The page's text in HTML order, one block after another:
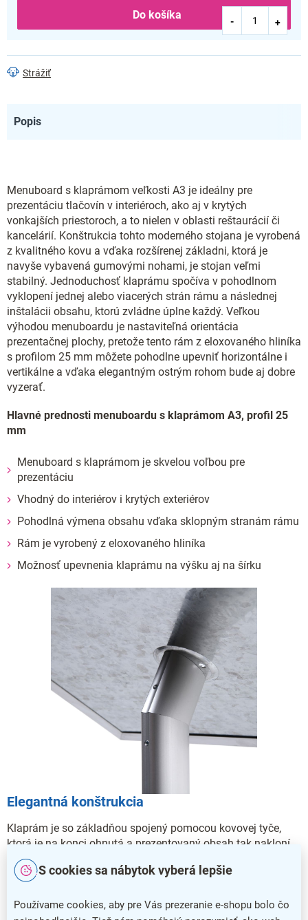
S cookies sa nábytok vyberá lepšie
Používame cookies, aby pre Vás prezeranie e-shopu bolo čo
Do košíka
Strážiť
Popis
Menuboard s klaprámom veľkosti A3 je ideálny pre
prezentáciu tlačovín v interiéroch, ako aj v krytých
vonkajších priestoroch, a to nielen v oblasti reštaurácií či
kancelárií. Konštrukcia tohto moderného stojana je vyrobená
z kvalitného kovu a vďaka rozšírenej základni, ktorá je
navyše vybavená gumovými nohami, je stojan veľmi
stabilný. Jednoduchosť klaprámu spočíva v pohodlnom
vyklopení jednej alebo viacerých strán rámu a následnej
inštalácii obsahu, ktorú zvládne úplne každý. Veľkou
výhodou menuboardu je nastaviteľná orientácia
prezentačnej plochy, pretože tento rám z eloxovaného hliníka
s profilom 25 mm môžete pohodlne upevniť horizontálne i
vertikálne a vďaka elegantným ostrým rohom bude aj dobre
vyzerať.
Hlavné prednosti menuboardu s klaprámom A3, profil 25
mm
Menuboard s klaprámom je skvelou voľbou pre
prezentáciu
Vhodný do interiérov i krytých exteriérov
Pohodlná výmena obsahu vďaka sklopným stranám rámu
Rám je vyrobený z eloxovaného hliníka
Možnosť upevnenia klaprámu na výšku aj na šírku
Elegantná konštrukcia
Klaprám je so základňou spojený pomocou kovovej tyče,
ktorá je na konci ohnutá a prezentovaný obsah tak nakloní
kolmo k očiam pozorovateľa.